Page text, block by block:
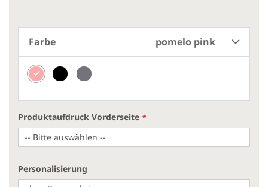
Farbe pomelo pink
Produktaufdruck Vorderseite
Personalisierung